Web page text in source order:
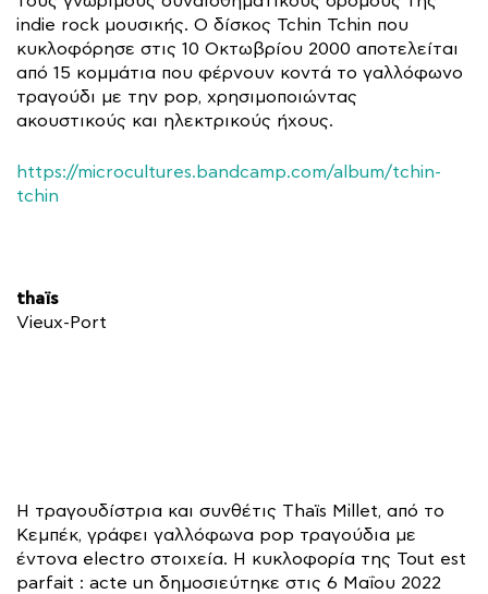
indie rock μουσικής. Ο δίσκος Tchin Tchin που
κυκλοφόρησε στις 10 Οκτωβρίου 2000 αποτελείται
από 15 κομμάτια που φέρνουν κοντά το γαλλόφωνο
τραγούδι με την pop, χρησιμοποιώντας
ακουστικούς και ηλεκτρικούς ήχους.
https://microcultures.bandcamp.com/album/tchin-
tchin
thaïs
Vieux-Port
Η τραγουδίστρια και συνθέτις Thaïs Millet, από το
Κεμπέκ, γράφει γαλλόφωνα pop τραγούδια με
έντονα electro στοιχεία. Η κυκλοφορία της Tout est
parfait : acte un δημοσιεύτηκε στις 6 Μαΐου 2022